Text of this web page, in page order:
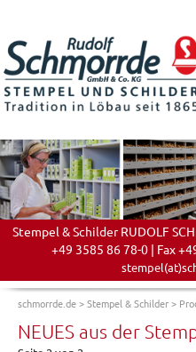
Stempel & Schilder RUDOLF
+49 3585 86 78-0 | Fax
schmorrde.de>Stempel & Schilder>
NEUES aus der